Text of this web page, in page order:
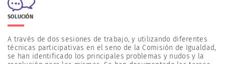
SOLUCIÓN
A través de dos sesiones de trabajo, y utilizando diferentes
técnicas participativas en el seno de la Comisión de Igualdad,
se han identificado los principales problemas y nudos y la